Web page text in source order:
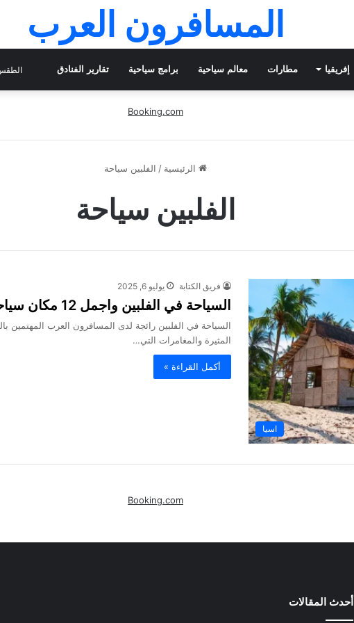
المسافرون العرب
إفريقيا مطارات معالم سياحية برامج سياحية تقارير الفنادق
Booking.com
الرئيسية / الفلبين سياحة
الفلبين سياحة
اسيا
فريق الكتابة يوليو 6, 2025
السياحة في الفلبين واجمل 12 مكان سياحي 2025
السياحة في الفلبين رائجة لدى المسافرون العرب المهتمين
المثيرة والمغامرات التي…
أكمل القراءة »
Booking.com
أحدث المقالات